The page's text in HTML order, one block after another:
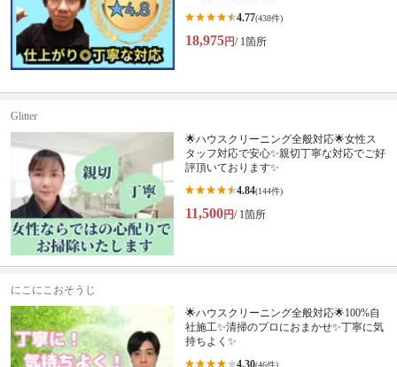
4.77(438件)
18,975円/ 1箇所
Glitter
🌟ハウスクリーニング全般対応🌟女性ス
タッフ対応で安心✨親切丁寧な対応でご好
評頂いております✨
4.84(144件)
11,500円/ 1箇所
にこにこおそうじ
🌟ハウスクリーニング全般対応🌟100%自
社施工✨清掃のプロにおまかせ✨丁寧に気
持ちよく✨
4.30(46件)